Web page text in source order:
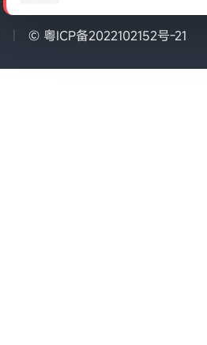
© 粤ICP备2022102152号-21